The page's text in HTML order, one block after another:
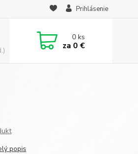
Prihlásenie
0ks
za 0 €
popis